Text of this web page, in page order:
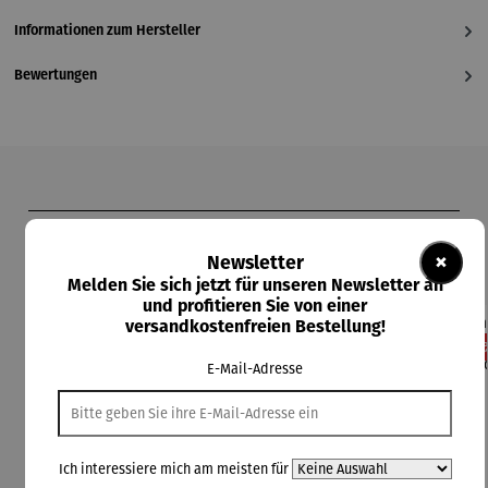
Informationen zum Hersteller
Bewertungen
×
Newsletter
Melden Sie sich jetzt für unseren Newsletter an
und profitieren Sie von einer
versandkostenfreien Bestellung!
E-Mail-Adresse
Ich interessiere mich am meisten für